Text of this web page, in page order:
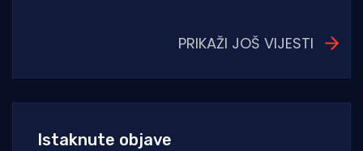
PRIKAŽI JOŠ VIJESTI
Istaknute objave